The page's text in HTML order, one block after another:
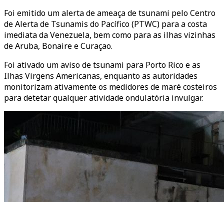
Foi emitido um alerta de ameaça de tsunami pelo Centro
de Alerta de Tsunamis do Pacífico (PTWC) para a costa
imediata da Venezuela, bem como para as ilhas vizinhas
de Aruba, Bonaire e Curaçao.
Foi ativado um aviso de tsunami para Porto Rico e as
Ilhas Virgens Americanas, enquanto as autoridades
monitorizam ativamente os medidores de maré costeiros
para detetar qualquer atividade ondulatória invulgar.